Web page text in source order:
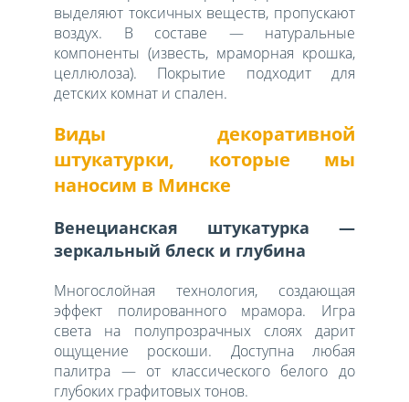
выделяют токсичных веществ, пропускают
воздух. В составе — натуральные
компоненты (известь, мраморная крошка,
целлюлоза). Покрытие подходит для
детских комнат и спален.
Виды декоративной
штукатурки, которые мы
наносим в Минске
Венецианская штукатурка —
зеркальный блеск и глубина
Многослойная технология, создающая
эффект полированного мрамора. Игра
света на полупрозрачных слоях дарит
ощущение роскоши. Доступна любая
палитра — от классического белого до
глубоких графитовых тонов.